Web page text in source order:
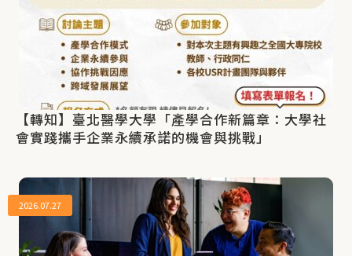
【轉知】臺北醫學大學「產學合作新篇章：大學社
會實踐攜手企業永續承諾的機會與挑戰」
2026.07.27